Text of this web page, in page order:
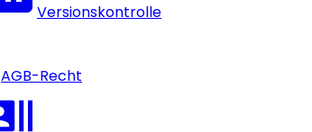
Versionskontrolle
AGB-Recht